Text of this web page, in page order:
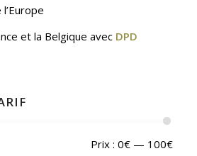
et la Belgique avec DPD
Prix :0€ — 100€